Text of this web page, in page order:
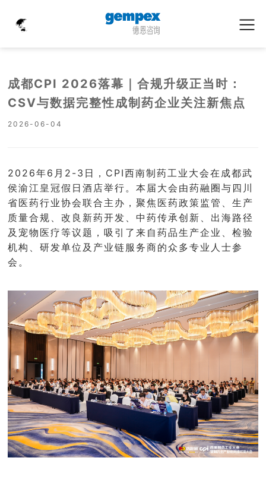
成都CPI 2026落幕｜合规升级正当时：
CSV与数据完整性成制药企业关注新焦点
2026-06-04
2026年6月2-3日，CPI西南制药工业大会在成都武
侯渝江皇冠假日酒店举行。本届大会由药融圈与四川
省医药行业协会联合主办，聚焦医药政策监管、生产
质量合规、改良新药开发、中药传承创新、出海路径
及宠物医疗等议题，吸引了来自药品生产企业、检验
机构、研发单位及产业链服务商的众多专业人士参
会。